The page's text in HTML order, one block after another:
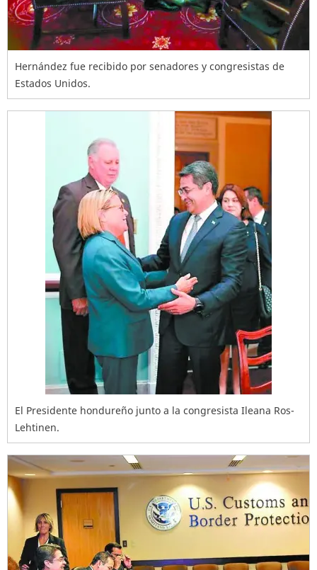
Hernández fue recibido por senadores y congresistas de
Estados Unidos.
El Presidente hondureño junto a la congresista Ileana Ros-
Lehtinen.